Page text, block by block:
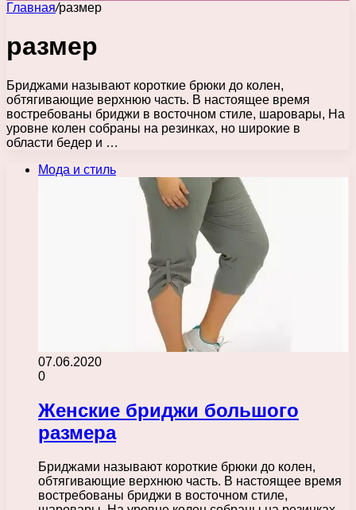
Главная/размер
размер
Бриджами называют короткие брюки до колен,
обтягивающие верхнюю часть. В настоящее время
востребованы бриджи в восточном стиле, шаровары, На
уровне колен собраны на резинках, но широкие в
области бедер и …
Мода и стиль
07.06.2020
0
Женские бриджи большого
размера
Бриджами называют короткие брюки до колен,
обтягивающие верхнюю часть. В настоящее время
востребованы бриджи в восточном стиле,